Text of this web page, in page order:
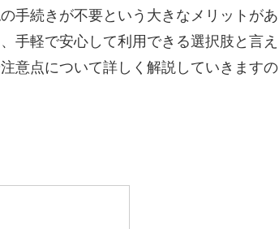
手続きが不要という大きなメリットがあ
手軽で安心して利用できる選択肢と言え
意点について詳しく解説していきますの